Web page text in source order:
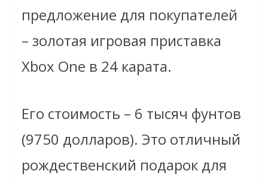
предложение для покупателей
– золотая игровая приставка
Xbox One в 24 карата.
Его стоимость – 6 тысяч фунтов
(9750 долларов). Это отличный
рождественский подарок для